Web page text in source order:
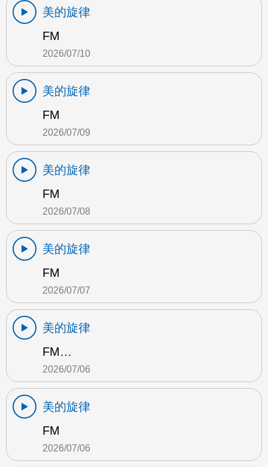
美的旋律
FM
2026/07/10
美的旋律
FM
2026/07/09
美的旋律
FM
2026/07/08
美的旋律
FM
2026/07/07
美的旋律
FM…
2026/07/06
美的旋律
FM
2026/07/06